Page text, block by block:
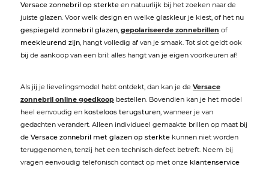
Versace zonnebril op sterkte en natuurlijk bij het zoeken naar de
juiste glazen. Voor welk design en welke glaskleur je kiest, of het nu
gespiegeld zonnebril glazen, gepolariseerde zonnebrillen of
meekleurend zijn, hangt volledig af van je smaak. Tot slot geldt ook
bij de aankoop van een bril: alles hangt van je eigen voorkeuren af!
Als jij je lievelingsmodel hebt ontdekt, dan kan je de Versace
zonnebril online goedkoop bestellen. Bovendien kan je het model
heel eenvoudig en kosteloos terugsturen, wanneer je van
gedachten verandert. Alleen individueel gemaakte brillen op maat bij
de Versace zonnebril met glazen op sterkte kunnen niet worden
teruggenomen, tenzij het een technisch defect betreft. Neem bij
vragen eenvoudig telefonisch contact op met onze klantenservice